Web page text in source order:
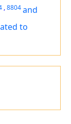
,8804and
to